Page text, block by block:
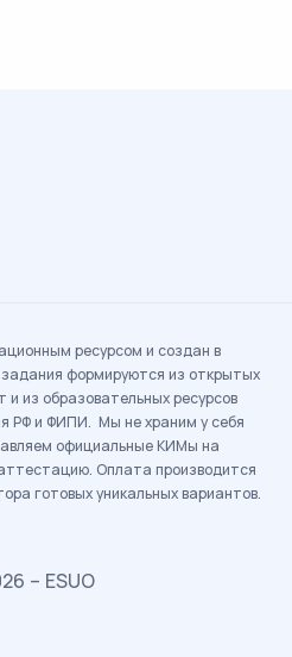
ресурсом и создан в
формируются из открытых
и из образовательных ресурсов
РФ и ФИПИ. Мы не храним у себя
официальные КИМы на
Оплата производится
готовых уникальных вариантов.
– ESUO